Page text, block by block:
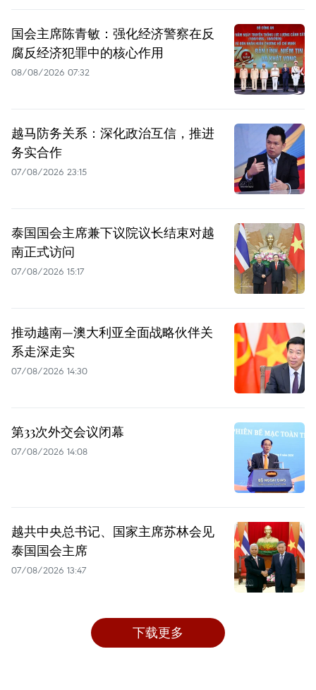
国会主席陈青敏：强化经济警察在反
腐反经济犯罪中的核心作用
08/08/2026 07:32
越马防务关系：深化政治互信，推进
务实合作
07/08/2026 23:15
泰国国会主席兼下议院议长结束对越
南正式访问
07/08/2026 15:17
推动越南—澳大利亚全面战略伙伴关
系走深走实
07/08/2026 14:30
第33次外交会议闭幕
07/08/2026 14:08
越共中央总书记、国家主席苏林会见
泰国国会主席
07/08/2026 13:47
下载更多